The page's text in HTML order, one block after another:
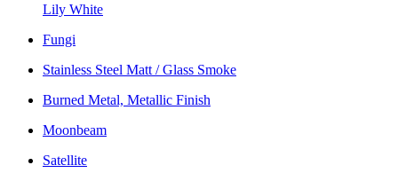
Lily White
Fungi
Stainless Steel Matt / Glass Smoke
Burned Metal, Metallic Finish
Moonbeam
Satellite